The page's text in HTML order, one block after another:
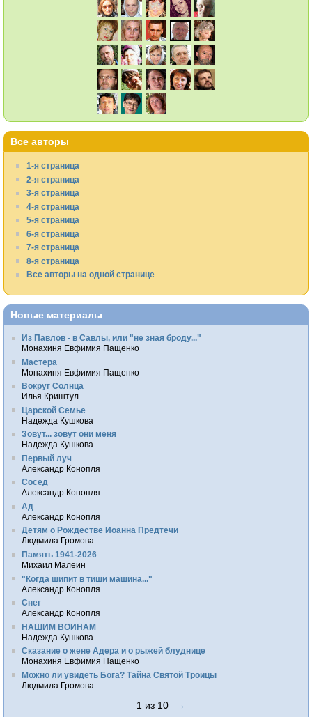
Все авторы
1-я страница
2-я страница
3-я страница
4-я страница
5-я страница
6-я страница
7-я страница
8-я страница
Все авторы на одной странице
Новые материалы
Из Павлов - в Савлы, или "не зная броду..."
Монахиня Евфимия Пащенко
Мастера
Монахиня Евфимия Пащенко
Вокруг Солнца
Илья Криштул
Царской Семье
Надежда Кушкова
Зовут... зовут они меня
Надежда Кушкова
Первый луч
Александр Конопля
Сосед
Александр Конопля
Ад
Александр Конопля
Детям о Рождестве Иоанна Предтечи
Людмила Громова
Память 1941-2026
Михаил Малеин
"Когда шипит в тиши машина..."
Александр Конопля
Снег
Александр Конопля
НАШИМ ВОИНАМ
Надежда Кушкова
Сказание о жене Адера и о рыжей блуднице
Монахиня Евфимия Пащенко
Можно ли увидеть Бога? Тайна Святой Троицы
Людмила Громова
1 из 10 →